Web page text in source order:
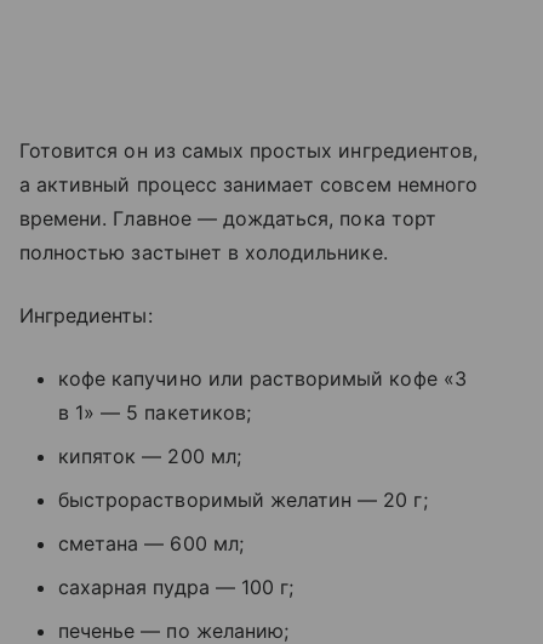
Готовится он из самых простых ингредиентов,
а активный процесс занимает совсем немного
времени. Главное — дождаться, пока торт
полностью застынет в холодильнике.
Ингредиенты:
кофе капучино или растворимый кофе «3
в 1» — 5 пакетиков;
кипяток — 200 мл;
быстрорастворимый желатин — 20 г;
сметана — 600 мл;
сахарная пудра — 100 г;
печенье — по желанию;